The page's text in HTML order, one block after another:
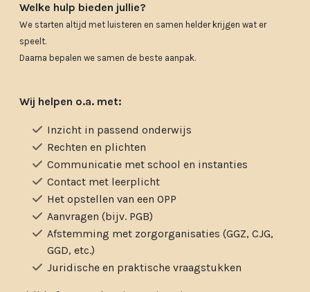
Welke hulp bieden jullie?
We starten altijd met luisteren en samen helder krijgen wat er
speelt.
Daarna bepalen we samen de beste aanpak.
Wij helpen o.a. met:
Inzicht in passend onderwijs
Rechten en plichten
Communicatie met school en instanties
Contact met leerplicht
Het opstellen van een OPP
Aanvragen (bijv. PGB)
Afstemming met zorgorganisaties (GGZ, CJG,
GGD, etc.)
Juridische en praktische vraagstukken